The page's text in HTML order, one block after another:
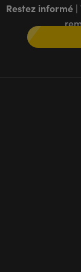
Restez informé |